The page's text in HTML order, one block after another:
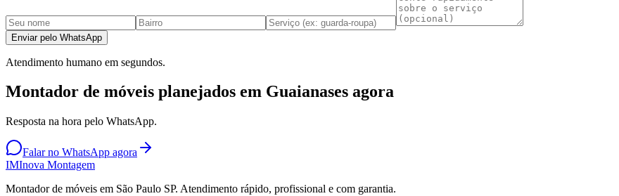
Enviar pelo WhatsApp
Atendimento humano em segundos.
Montador de móveis planejados em Guaianases agora
Resposta na hora pelo WhatsApp.
Falar no WhatsApp agora
IMInova Montagem
Montador de móveis em São Paulo SP. Atendimento rápido, profissional e com garantia.